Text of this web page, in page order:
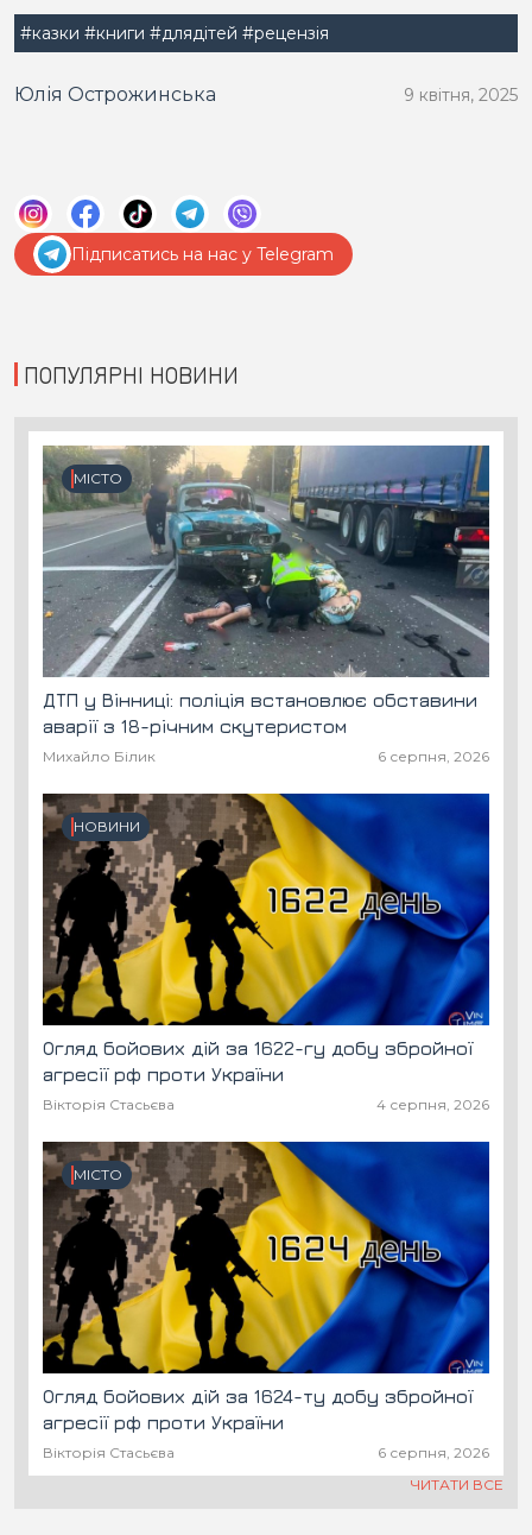
#казки #книги #длядітей #рецензія
Юлія Острожинська 9 квітня, 2025
Підписатись на нас у Telegram
ПОПУЛЯРНІ НОВИНИ
МІСТО
ДТП у Вінниці: поліція встановлює обставини
аварії з 18-річним скутеристом
Михайло Білик 6 серпня, 2026
НОВИНИ
Огляд бойових дій за 1622-гу добу збройної
агресії рф проти України
Вікторія Стасьєва 4 серпня, 2026
МІСТО
Огляд бойових дій за 1624-ту добу збройної
агресії рф проти України
Вікторія Стасьєва
6 серпня, 2026
ЧИТАТИ ВСЕ